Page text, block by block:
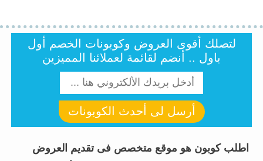
لتصلك أقوى العروض وكوبونات الخصم أول
باول .. أنضم لقائمة لعملائنا المميزين
أرسل لى أحدث الكوبونات
اطلب كوبون هو موقع متخصص فى تقديم العروض